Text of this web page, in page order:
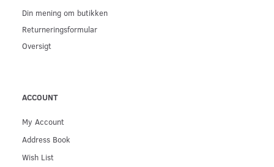
Din mening om butikken
Returneringsformular
Oversigt
ACCOUNT
My Account
Address Book
Wish List